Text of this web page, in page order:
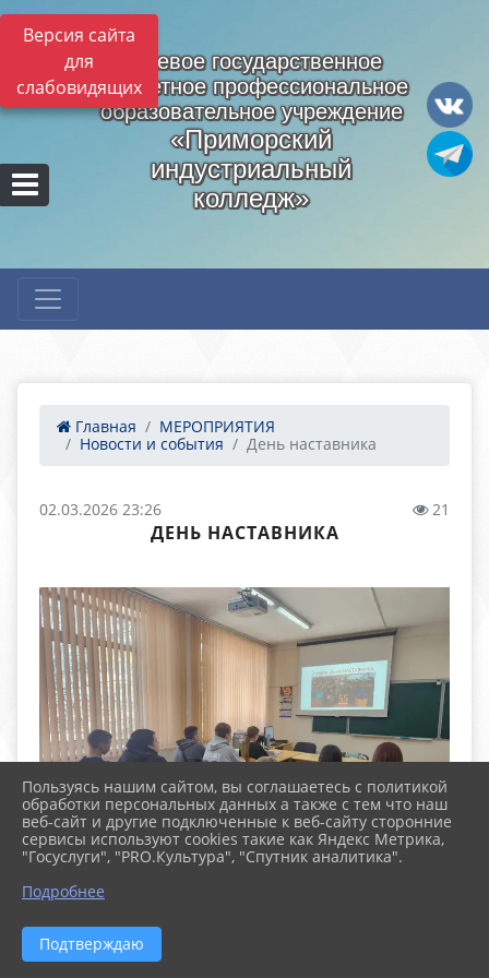
Версия сайта
для
слабовидящих
Краевое государственное
бюджетное профессиональное
образовательное учреждение
«Приморский
индустриальный
колледж»
Главная
МЕРОПРИЯТИЯ
Новости и события
День наставника
02.03.2026 23:26 21
ДЕНЬ НАСТАВНИКА
Пользуясь нашим сайтом, вы соглашаетесь с политикой
обработки персональных данных а также с тем что наш
веб-сайт и другие подключенные к веб-сайту сторонние
сервисы используют cookies такие как Яндекс Метрика,
"Госуслуги", "PRO.Культура", "Спутник аналитика".
Подробнее
Подтверждаю